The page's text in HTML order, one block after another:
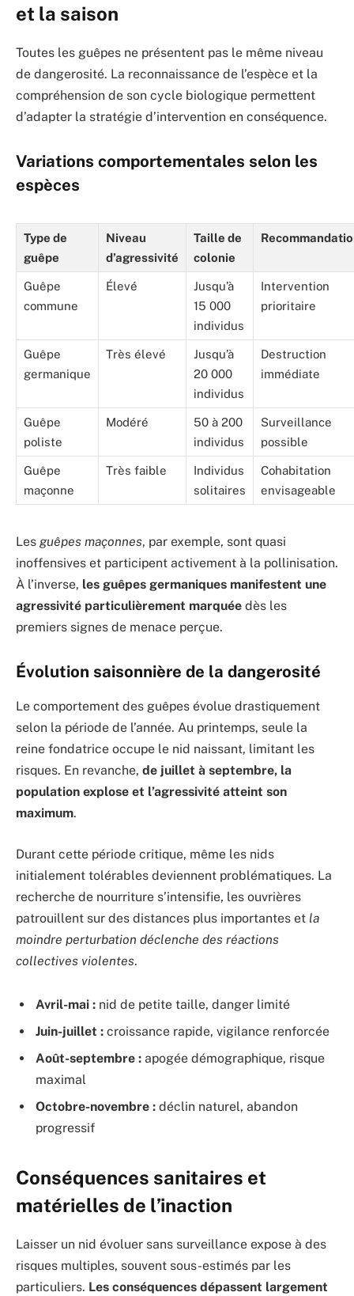
et la saison
Toutes les guêpes ne présentent pas le même niveau
de dangerosité. La reconnaissance de l’espèce et la
compréhension de son cycle biologique permettent
d’adapter la stratégie d’intervention en conséquence.
Variations comportementales selon les
espèces
Type de
guêpe
Niveau
d’agressivité
Taille de
colonie
Guêpe
commune
Élevé
Jusqu’à
15 000
individus
Intervention
prioritaire
Guêpe
germanique
Très élevé
Jusqu’à
20 000
individus
Destruction
immédiate
Guêpe
poliste
Modéré
50 à 200
individus
Surveillance
possible
Guêpe
maçonne
Très faible
Individus
solitaires
Cohabitation
envisageable
Les guêpes maçonnes, par exemple, sont quasi
inoffensives et participent activement à la pollinisation.
À l’inverse, les guêpes germaniques manifestent une
agressivité particulièrement marquée dès les
premiers signes de menace perçue.
Évolution saisonnière de la dangerosité
Le comportement des guêpes évolue drastiquement
selon la période de l’année. Au printemps, seule la
reine fondatrice occupe le nid naissant, limitant les
risques. En revanche, de juillet à septembre, la
population explose et l’agressivité atteint son
maximum.
Durant cette période critique, même les nids
initialement tolérables deviennent problématiques. La
recherche de nourriture s’intensifie, les ouvrières
patrouillent sur des distances plus importantes et la
moindre perturbation déclenche des réactions
collectives violentes.
Avril-mai : nid de petite taille, danger limité
Juin-juillet : croissance rapide, vigilance renforcée
Août-septembre : apogée démographique, risque
maximal
Octobre-novembre : déclin naturel, abandon
progressif
Conséquences sanitaires et
matérielles de l’inaction
Laisser un nid évoluer sans surveillance expose à des
risques multiples, souvent sous-estimés par les
particuliers. Les conséquences dépassent largement